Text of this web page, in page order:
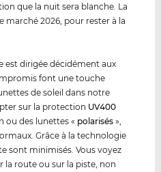
que la nuit sera blanche. La
marché 2026, pour rester à la
est dirigée décidément aux
font une touche
de soleil dans notre
sur la protection UV400
ou des lunettes « polarisés »,
Grâce à la technologie
sont minimisés. Vous voyez
la route ou sur la piste, non